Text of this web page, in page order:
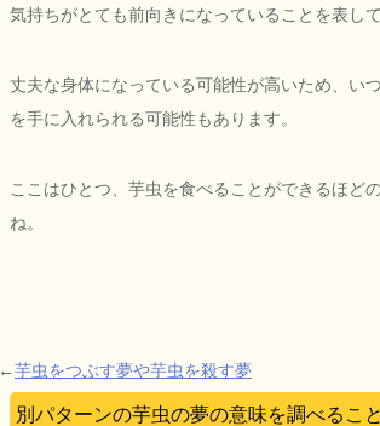
気持ちがとても前向きになっていることを表し
丈夫な身体になっている可能性が高いため、い
を手に入れられる可能性もあります。
ここはひとつ、芋虫を食べることができるほど
ね。
←芋虫をつぶす夢や芋虫を殺す夢
別パターンの芋虫の夢の意味を調べるこ